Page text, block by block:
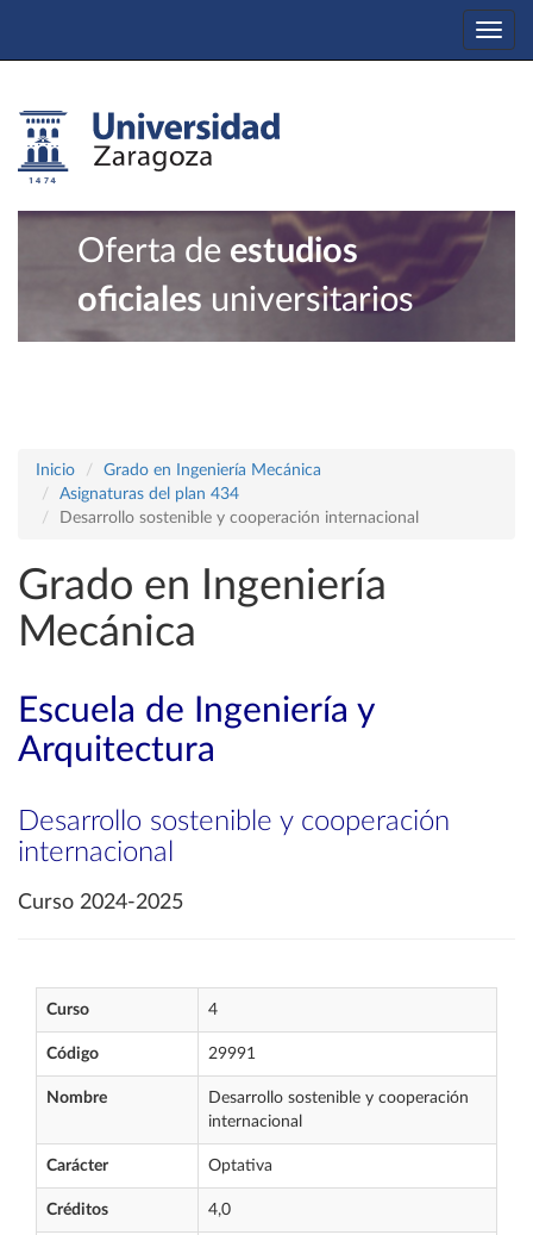
Oferta de estudios
oficiales universitarios
Inicio
Grado en Ingeniería Mecánica
Asignaturas del plan 434
Desarrollo sostenible y cooperación internacional
Grado en Ingeniería
Mecánica
Escuela de Ingeniería y
Arquitectura
Desarrollo sostenible y cooperación
internacional
Curso 2024-2025
Curso 4
Código 29991
Nombre
Desarrollo sostenible y cooperación
internacional
Carácter Optativa
Créditos 4,0